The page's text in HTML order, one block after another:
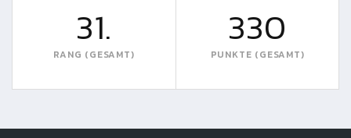
31.
RANG (GESAMT)
330
PUNKTE (GESAMT)